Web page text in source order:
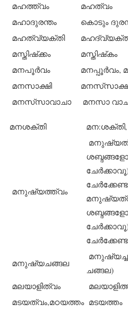
മഹത്ത്വം
മഹത്വം
മഹാദുരന്തം
കൊടും
മഹത്‌വ്യക്തി
മസ്തിഷ്‌ക്കം
മസ്തിഷ്‌കം
മനപൂര്‍വം
മനപ്പൂര്‍വം,
മനസാക്ഷി
മനസ്‌സാവാചാ
മനസാ
മനശക്തി മന:ശക്തി,
മനുഷ്യത്ത്വം
മനുഷ്യചങ്ങല
ചങ്ങല)
മലയാളിത്വം
മടയത്വം,മഠയത്തം മടയത്തം